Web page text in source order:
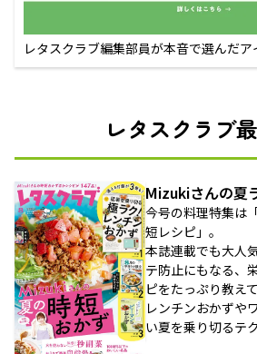
レタスクラブ編集部員が本音で選んだア
レタスクラブ
Mizukiさんの夏
今号の料理特集は
短レシピ」。
本誌連載でも大人
テ防止にもなる、
ピをたっぷり教え
レンチンおかずや
い夏を乗り切るテ